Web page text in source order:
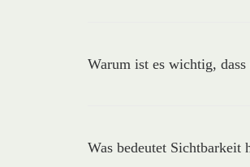
Warum ist es wichtig,
Was bedeutet Sichtbarkeit